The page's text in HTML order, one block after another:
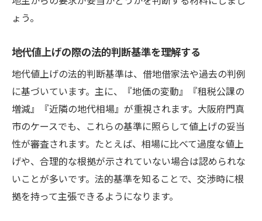
ょう。
地代値上げの際の法的判断基準を理解する
地代値上げの法的判断基準は、借地借家法や過去の判例
に基づいています。主に、『地価の変動』『租税公課の
増減』『近隣の地代相場』が重視されます。大阪府門真
市のケースでも、これらの基準に照らして値上げの妥当
性が審査されます。たとえば、相場に比べて過度な値上
げや、合理的な根拠が示されていない場合は認められな
いことが多いです。法的基準を知ることで、交渉時に根
拠を持って主張できるようになります。